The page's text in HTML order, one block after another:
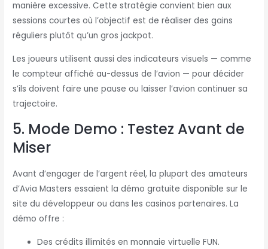
manière excessive. Cette stratégie convient bien aux
sessions courtes où l’objectif est de réaliser des gains
réguliers plutôt qu’un gros jackpot.
Les joueurs utilisent aussi des indicateurs visuels — comme
le compteur affiché au-dessus de l’avion — pour décider
s’ils doivent faire une pause ou laisser l’avion continuer sa
trajectoire.
5. Mode Demo : Testez Avant de
Miser
Avant d’engager de l’argent réel, la plupart des amateurs
d’Avia Masters essaient la démo gratuite disponible sur le
site du développeur ou dans les casinos partenaires. La
démo offre :
Des crédits illimités en monnaie virtuelle FUN.